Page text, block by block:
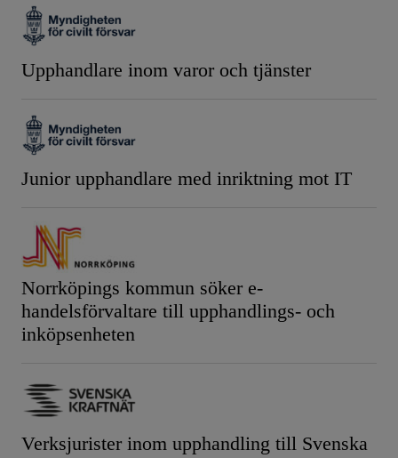
Upphandlare inom varor och tjänster
Junior upphandlare med inriktning mot IT
Norrköpings kommun söker e-
handelsförvaltare till upphandlings- och
inköpsenheten
Verksjurister inom upphandling till Svenska